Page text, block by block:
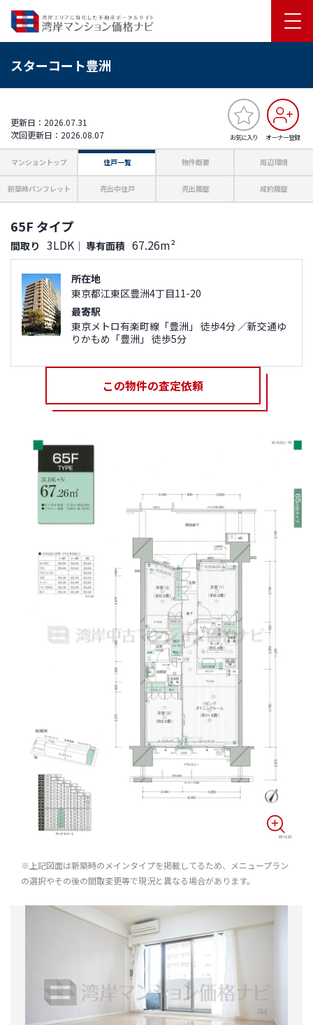
スターコート豊洲
お気に入り オーナー登録
更新日：2026.07.31
次回更新日：2026.08.07
マンショントップ 住戸一覧 物件概要 周辺環境
新築時パンフレット 売出中住戸 売出履歴 成約履歴
65F タイプ
間取り 3LDK ｜ 専有面積 67.26m²
所在地
東京都江東区豊洲4丁目11-20
最寄駅
東京メトロ有楽町線「豊洲」 徒歩4分 ／新交通ゆ
りかもめ「豊洲」 徒歩5分
この物件の査定依頼
※上記図面は新築時のメインタイプを掲載してるため、メニュープラン
の選択やその後の間取変更等で現況と異なる場合があります。